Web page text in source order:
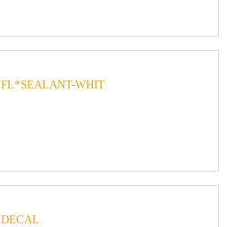
FL*SEALANT-WHIT
DECAL